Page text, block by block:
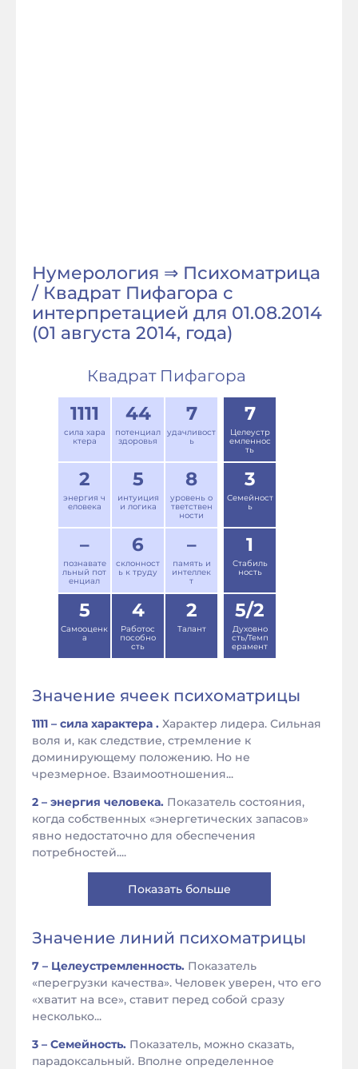
Нумерология ⇒ Психоматрица
/ Квадрат Пифагора с
интерпретацией для 01.08.2014
(01 августа 2014, года)
Квадрат Пифагора
1111
сила хара
ктера
44
потенциал
здоровья
7
удачливост
ь
2
энергия ч
еловека
5
интуиция
и логика
8
уровень о
тветствен
ности
–
познавате
льный пот
енциал
6
склонност
ь к труду
–
память и
интеллек
т
7
Целеустр
емленнос
ть
3
Семейност
ь
1
Стабиль
ность
5
Самооценк
а
4
Работос
пособно
сть
2
Талант
5/2
Духовно
сть/Темп
ерамент
Значение ячеек психоматрицы
1111 – сила характера . Характер лидера. Сильная
воля и, как следствие, стремление к
доминирующему положению. Но не
чрезмерное. Взаимоотношения...
2 – энергия человека. Показатель состояния,
когда собственных «энергетических запасов»
явно недостаточно для обеспечения
потребностей....
Показать больше
Значение линий психоматрицы
7 – Целеустремленность. Показатель
«перегрузки качества». Человек уверен, что его
«хватит на все», ставит перед собой сразу
несколько...
3 – Семейность. Показатель, можно сказать,
парадоксальный. Вполне определенное